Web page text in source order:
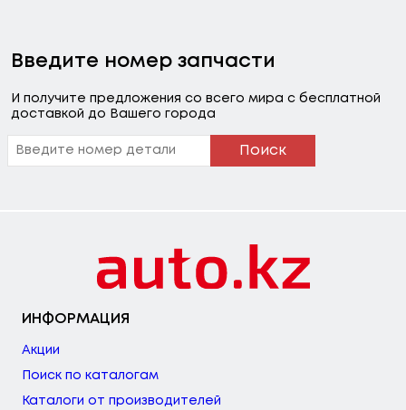
Введите номер запчасти
И получите предложения со всего мира с бесплатной
доставкой до Вашего города
Поиск
ИНФОРМАЦИЯ
Акции
Поиск по каталогам
Каталоги от производителей